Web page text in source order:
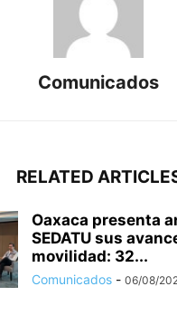
Comunicados
RELATED
Oaxaca presenta
SEDATU sus
movilidad: 32...
Comunicados - 06/08/